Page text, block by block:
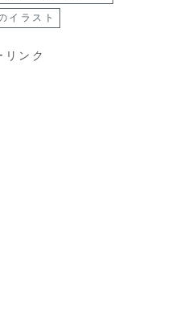
ラスト
リンク